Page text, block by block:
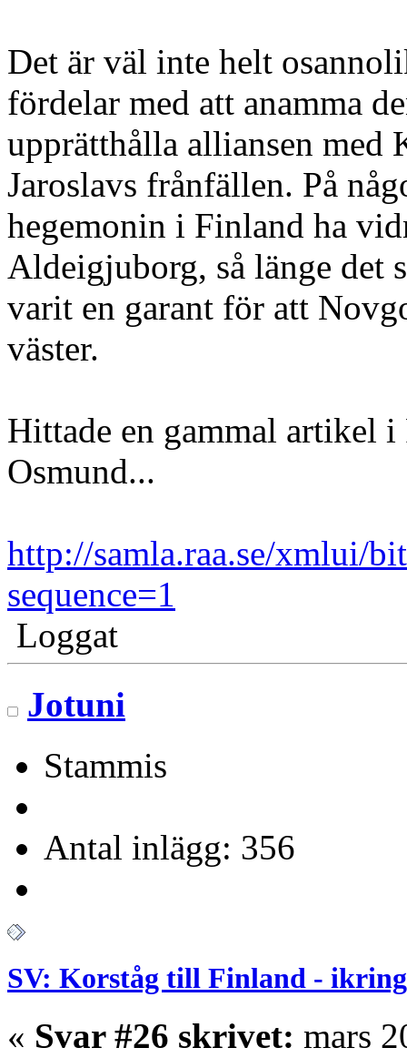
Det är väl inte helt
fördelar med att anamma
upprätthålla alliansen med
Jaroslavs frånfällen. På
hegemonin i Finland ha
Aldeigjuborg, så länge det
varit en garant för att
väster.
Hittade en gammal artikel
Osmund...
http://samla.raa.se/xmlui/
sequence=1
Loggat
Jotuni
Stammis
Antal inlägg: 356
SV: Korståg till Finland - ikring
« Svar #26 skrivet: mars